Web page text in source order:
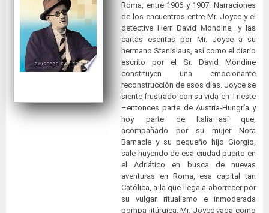
Roma, entre 1906 y 1907. Narraciones
de los encuentros entre Mr. Joyce y el
detective Herr David Mondine, y las
cartas escritas por Mr. Joyce a su
hermano Stanislaus, así como el diario
escrito por el Sr. David Mondine
constituyen una emocionante
reconstrucción de esos días. Joyce se
siente frustrado con su vida en Trieste
–entonces parte de Austria-Hungría y
hoy parte de Italia—así que,
acompañado por su mujer Nora
Barnacle y su pequeño hijo Giorgio,
sale huyendo de esa ciudad puerto en
el Adriático en busca de nuevas
aventuras en Roma, esa capital tan
Católica, a la que llega a aborrecer por
su vulgar ritualismo e inmoderada
pompa litúrgica. Mr. Joyce vaga como